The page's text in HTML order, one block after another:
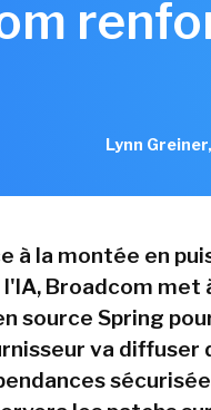
Lynn
à la montée en
l'IA, Broadcom
source Spring
va